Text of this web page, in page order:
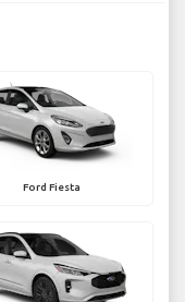
Ford Fiesta